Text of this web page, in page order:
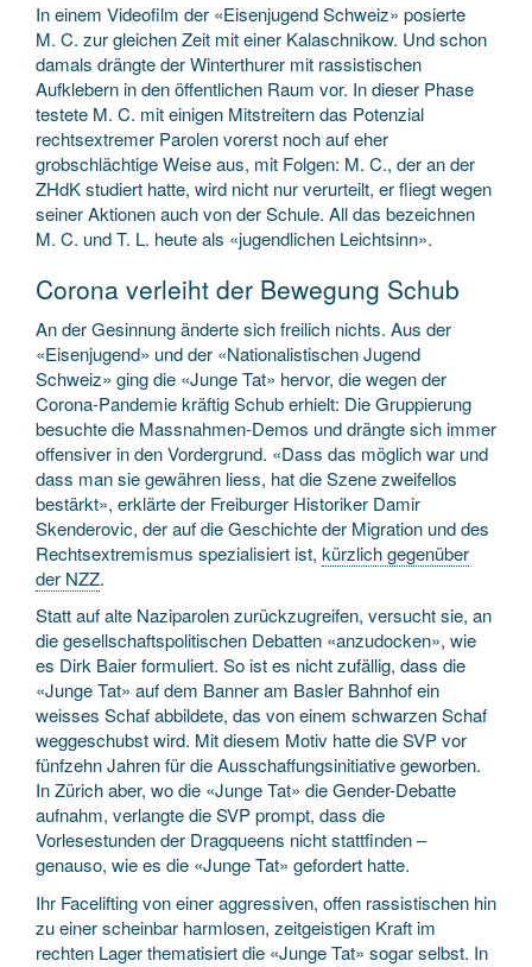
In einem Videofilm der «Eisenjugend Schweiz» posierte
M. C. zur gleichen Zeit mit einer Kalaschnikow. Und schon
damals drängte der Winterthurer mit rassistischen
Aufklebern in den öffentlichen Raum vor. In dieser Phase
testete M. C. mit einigen Mitstreitern das Potenzial
rechtsextremer Parolen vorerst noch auf eher
grobschlächtige Weise aus, mit Folgen: M. C., der an der
ZHdK studiert hatte, wird nicht nur verurteilt, er fliegt wegen
seiner Aktionen auch von der Schule. All das bezeichnen
M. C. und T. L. heute als «jugendlichen Leichtsinn».
Corona verleiht der Bewegung Schub
An der Gesinnung änderte sich freilich nichts. Aus der
«Eisenjugend» und der «Nationalistischen Jugend
Schweiz» ging die «Junge Tat» hervor, die wegen der
Corona-Pandemie kräftig Schub erhielt: Die Gruppierung
besuchte die Massnahmen-Demos und drängte sich immer
offensiver in den Vordergrund. «Dass das möglich war und
dass man sie gewähren liess, hat die Szene zweifellos
bestärkt», erklärte der Freiburger Historiker Damir
Skenderovic, der auf die Geschichte der Migration und des
Rechtsextremismus spezialisiert ist, kürzlich gegenüber
der NZZ.
Statt auf alte Naziparolen zurückzugreifen, versucht sie, an
die gesellschaftspolitischen Debatten «anzudocken», wie
es Dirk Baier formuliert. So ist es nicht zufällig, dass die
«Junge Tat» auf dem Banner am Basler Bahnhof ein
weisses Schaf abbildete, das von einem schwarzen Schaf
weggeschubst wird. Mit diesem Motiv hatte die SVP vor
fünfzehn Jahren für die Ausschaffungsinitiative geworben.
In Zürich aber, wo die «Junge Tat» die Gender-Debatte
aufnahm, verlangte die SVP prompt, dass die
Vorlesestunden der Dragqueens nicht stattfinden –
genauso, wie es die «Junge Tat» gefordert hatte.
Ihr Facelifting von einer aggressiven, offen rassistischen hin
zu einer scheinbar harmlosen, zeitgeistigen Kraft im
rechten Lager thematisiert die «Junge Tat» sogar selbst. In